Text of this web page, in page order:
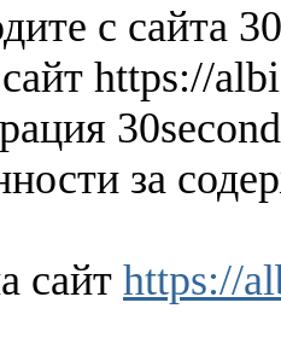
с сайта
https://
за
сайт https://